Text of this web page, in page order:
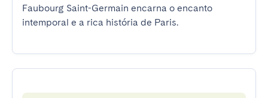
Faubourg Saint-Germain encarna o encanto
intemporal e a rica história de Paris.